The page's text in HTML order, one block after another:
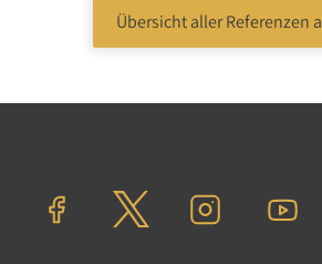
Verkaufspreis: 882.000,00 €
Übersicht aller Referenzen